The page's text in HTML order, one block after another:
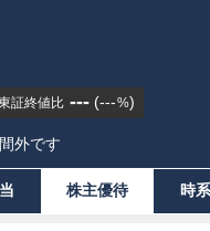
証終値比 --- (---%)
外です
株主優待 時